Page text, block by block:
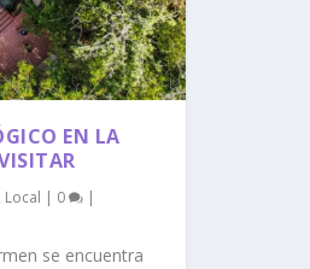
EN LA
Local | 0 |
se encuentra